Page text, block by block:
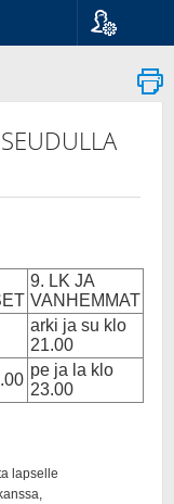
Suomi
Svenska